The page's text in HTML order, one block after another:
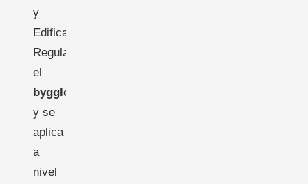
y
Edificación.
Regula
el
bygglov
y se
aplica
a
nivel